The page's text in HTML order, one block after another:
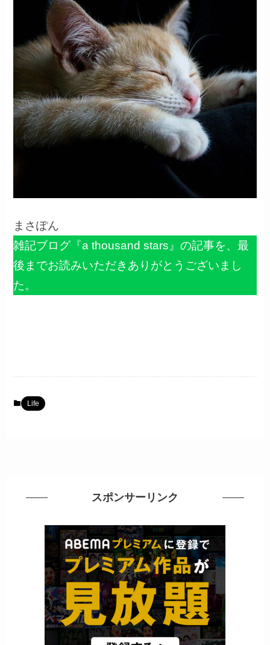
まさぽん
雑記ブログ『a thousand stars』の記事を、最
後までお読みいただきありがとうございまし
た。
Life
スポンサーリンク